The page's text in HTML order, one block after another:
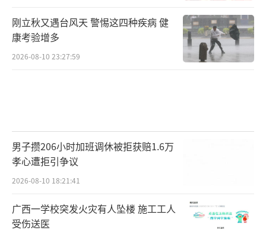
刚立秋又遇台风天 警惕这四种疾病 健
康考验增多
2026-08-10 23:27:59
男子攒206小时加班调休被拒获赔1.6万
孝心遭拒引争议
2026-08-10 18:21:41
广西一学校突发火灾有人坠楼 施工工人
受伤送医